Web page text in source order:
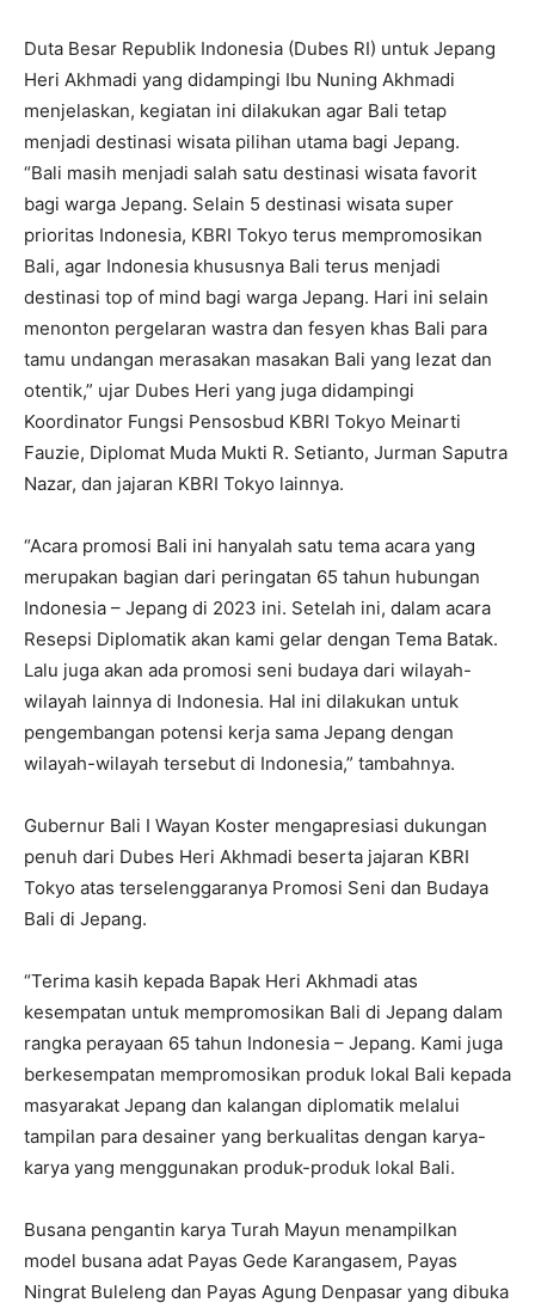
Duta Besar Republik Indonesia (Dubes RI) untuk Jepang
Heri Akhmadi yang didampingi Ibu Nuning Akhmadi
menjelaskan, kegiatan ini dilakukan agar Bali tetap
menjadi destinasi wisata pilihan utama bagi Jepang.
“Bali masih menjadi salah satu destinasi wisata favorit
bagi warga Jepang. Selain 5 destinasi wisata super
prioritas Indonesia, KBRI Tokyo terus mempromosikan
Bali, agar Indonesia khususnya Bali terus menjadi
destinasi top of mind bagi warga Jepang. Hari ini selain
menonton pergelaran wastra dan fesyen khas Bali para
tamu undangan merasakan masakan Bali yang lezat dan
otentik,” ujar Dubes Heri yang juga didampingi
Koordinator Fungsi Pensosbud KBRI Tokyo Meinarti
Fauzie, Diplomat Muda Mukti R. Setianto, Jurman Saputra
Nazar, dan jajaran KBRI Tokyo lainnya.
“Acara promosi Bali ini hanyalah satu tema acara yang
merupakan bagian dari peringatan 65 tahun hubungan
Indonesia – Jepang di 2023 ini. Setelah ini, dalam acara
Resepsi Diplomatik akan kami gelar dengan Tema Batak.
Lalu juga akan ada promosi seni budaya dari wilayah-
wilayah lainnya di Indonesia. Hal ini dilakukan untuk
pengembangan potensi kerja sama Jepang dengan
wilayah-wilayah tersebut di Indonesia,” tambahnya.
Gubernur Bali I Wayan Koster mengapresiasi dukungan
penuh dari Dubes Heri Akhmadi beserta jajaran KBRI
Tokyo atas terselenggaranya Promosi Seni dan Budaya
Bali di Jepang.
“Terima kasih kepada Bapak Heri Akhmadi atas
kesempatan untuk mempromosikan Bali di Jepang dalam
rangka perayaan 65 tahun Indonesia – Jepang. Kami juga
berkesempatan mempromosikan produk lokal Bali kepada
masyarakat Jepang dan kalangan diplomatik melalui
tampilan para desainer yang berkualitas dengan karya-
karya yang menggunakan produk-produk lokal Bali.
Busana pengantin karya Turah Mayun menampilkan
model busana adat Payas Gede Karangasem, Payas
Ningrat Buleleng dan Payas Agung Denpasar yang dibuka